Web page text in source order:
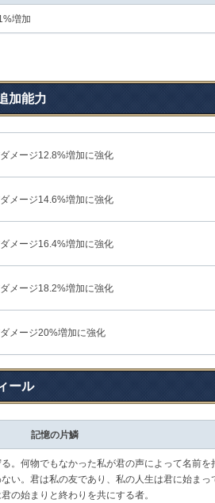
増加
加能力
メージ12.8%増加に強化
メージ14.6%増加に強化
メージ16.4%増加に強化
メージ18.2%増加に強化
メージ20%増加に強化
ール
記憶の片鱗
。何物でもなかった私が君の声によって名前を
い。君は私の友であり、私の人生は君に始まっ
の始まりと終わりを共にする者。